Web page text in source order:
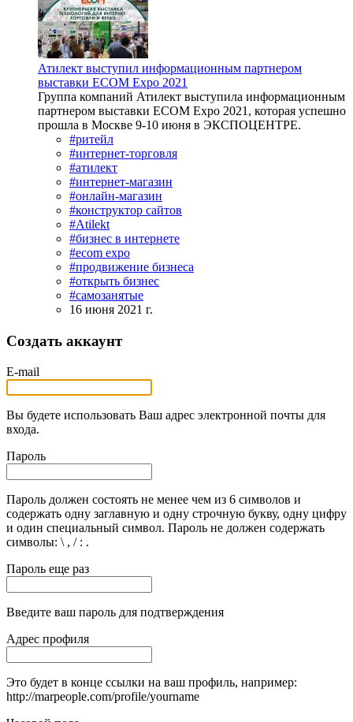
Атилект выступил информационным партнером
выставки ECOM Expo 2021
Группа компаний Атилект выступила информационным
партнером выставки ECOM Expo 2021, которая успешно
прошла в Москве 9-10 июня в ЭКСПОЦЕНТРЕ.
#ритейл
#интернет-торговля
#атилект
#интернет-магазин
#онлайн-магазин
#конструктор сайтов
#Atilekt
#бизнес в интернете
#ecom expo
#продвижение бизнеса
#открыть бизнес
#самозанятые
16 июня 2021 г.
Создать аккаунт
E-mail
Вы будете использовать Ваш адрес электронной почты для
входа.
Пароль
Пароль должен состоять не менее чем из 6 символов и
содержать одну заглавную и одну строчную букву, одну цифру
и один специальный символ. Пароль не должен содержать
символы: \ , / : .
Пароль еще раз
Введите ваш пароль для подтверждения
Адрес профиля
Это будет в конце ссылки на ваш профиль, например:
http://marpeople.com/profile/yourname